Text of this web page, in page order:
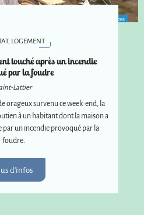
LOGEMENT
touché après un incendie
par la foudre
Lattier
orageux survenu ce week-end, la
à un habitant dont la maison a
un incendie provoqué par la
foudre.
d'infos